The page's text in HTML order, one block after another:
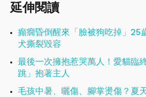
延伸閱讀
癲癇昏倒醒來「臉被狗吃掉」25
犬撕裂毀容
最後一次擁抱惹哭萬人！愛貓臨
跳」抱著主人
毛孩中暑、曬傷、腳掌燙傷？夏